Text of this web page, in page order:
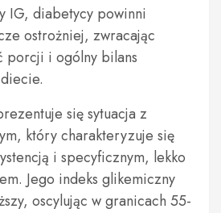
IG, diabetycy powinni
ostrożniej, zwracając
porcji i ogólny bilans
się sytuacja z
który charakteryzuje się
i specyficznym, lekko
Jego indeks glikemiczny
oscylując w granicach 55-